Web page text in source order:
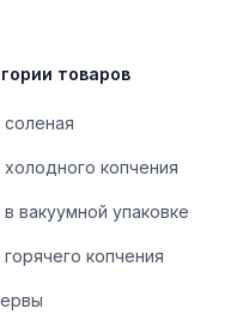
товаров
копчения
вакуумной упаковке
копчения